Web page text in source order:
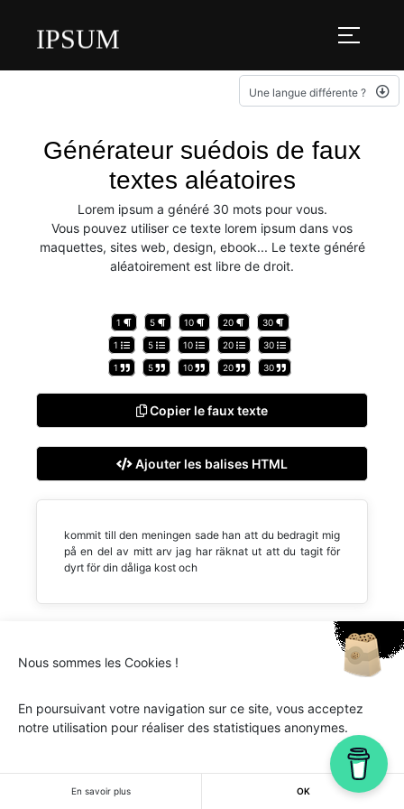
IPSUM
Une langue différente ?
Générateur suédois de faux
textes aléatoires
Lorem ipsum a généré 30 mots pour vous.
Vous pouvez utiliser ce texte lorem ipsum dans vos
maquettes, sites web, design, ebook... Le texte généré
aléatoirement est libre de droit.
1 5 10 20 30
1 5 10 20 30
1 5 10 20 30
Copier le faux texte
Ajouter les balises HTML
kommit till den meningen sade han att du bedragit mig
på en del av mitt arv jag har räknat ut att du tagit för
dyrt för din dåliga kost och
ipsum
Nous sommes les Cookies !
En poursuivant votre navigation sur ce site, vous acceptez
notre utilisation pour réaliser des statistiques anonymes.
En savoir plus OK